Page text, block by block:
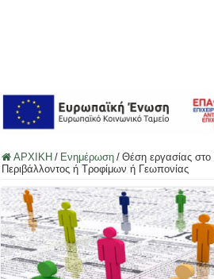
ΑΡΧΙΚΗ / Ενημέρωση / Θέση εργασίας
Περιβάλλοντος ή Τροφίμων ή Γεωπονίας